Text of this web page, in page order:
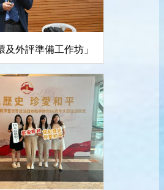
及外評準備工作坊」